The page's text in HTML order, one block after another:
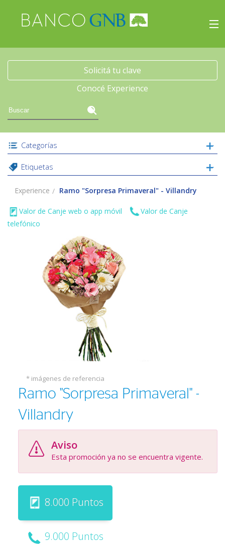
Beneficios
Experience
Acceso
Solicitá tu clave
Conocé Experience
Categorías
Etiquetas
Experience Ramo "Sorpresa Primaveral" - Villandry
Valor de Canje web o app móvil
Valor de Canje
telefónico
* imágenes de referencia
Ramo "Sorpresa Primaveral" -
Villandry
Aviso
Esta promoción ya no se encuentra vigente.
8.000 Puntos
9.000 Puntos